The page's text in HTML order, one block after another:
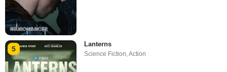
5
Lanterns
Science Fiction,Action